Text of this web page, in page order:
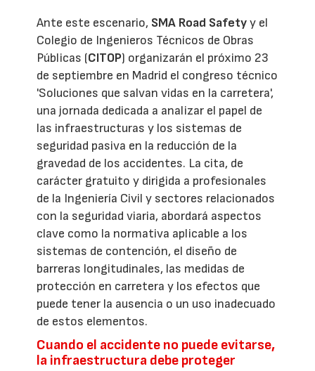
Ante este escenario, SMA Road Safetyy el
Colegio de Ingenieros Técnicos de Obras
Públicas (CITOP) organizarán el próximo 23
de septiembre en Madrid el congreso técnico
'Soluciones que salvan vidas en la carretera',
una jornada dedicada a analizar el papel de
las infraestructuras y los sistemas de
seguridad pasiva en la reducción de la
gravedad de los accidentes. La cita, de
carácter gratuito y dirigida a profesionales
de la Ingeniería Civil y sectores relacionados
con la seguridad viaria, abordará aspectos
clave como la normativa aplicable a los
sistemas de contención, el diseño de
barreras longitudinales, las medidas de
protección en carretera y los efectos que
puede tener la ausencia o un uso inadecuado
de estos elementos.
Cuando el accidente no puede evitarse,
la infraestructura debe proteger